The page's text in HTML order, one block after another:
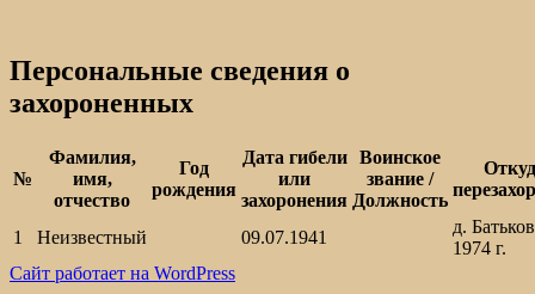
Персональные сведения о
захороненных
№
Фамилия,
имя,
отчество
Год
рождения
Дата гибели
или
захоронения
Воинское
звание /
Должность
1 Неизвестный 09.07.1941
д.
1974 г.
Сайт работает на WordPress